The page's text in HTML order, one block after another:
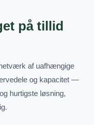
på tillid
af uafhængige
og kapacitet —
hurtigste løsning,